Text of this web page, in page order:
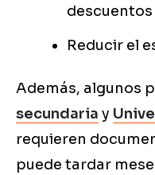
descuentos
Reducir el
Además, algunos
secundaria y
requieren
puede tardar